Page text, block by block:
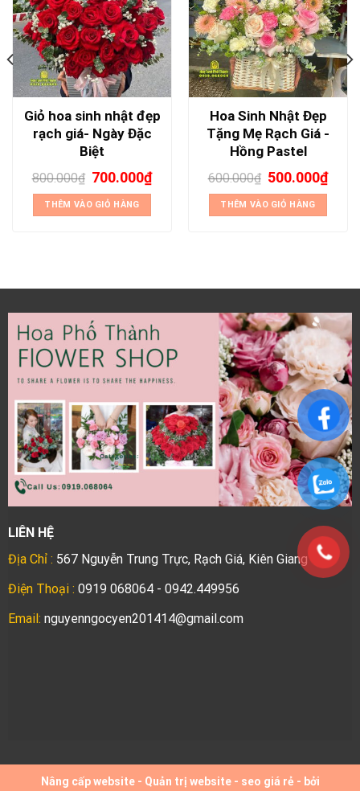
Giỏ hoa sinh nhật đẹp
rạch giá- Ngày Đặc
Biệt
800.000₫ 700.000₫
THÊM VÀO GIỎ HÀNG
Hoa Sinh Nhật Đẹp
Tặng Mẹ Rạch Giá -
Hồng Pastel
600.000₫ 500.000₫
THÊM VÀO GIỎ HÀNG
LIÊN HỆ
Địa Chỉ : 567 Nguyễn Trung Trực, Rạch Giá, Kiên Giang
Điện Thoại : 0919 068064 - 0942.449956
Email: nguyenngocyen201414@gmail.com
Nâng cấp website- Quản trị website- seo giá rẻ - bởi